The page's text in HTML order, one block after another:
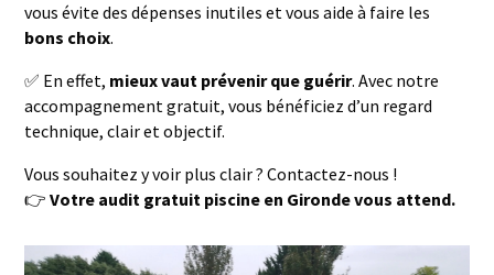
vous évite des dépenses inutiles et vous aide à faire les
bons choix.
✅ En effet, mieux vaut prévenir que guérir. Avec notre
accompagnement gratuit, vous bénéficiez d’un regard
technique, clair et objectif.
Vous souhaitez y voir plus clair ? Contactez-nous !
👉Votre audit gratuit piscine en Gironde vous attend.